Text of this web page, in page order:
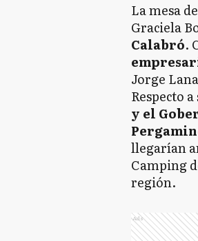
La mesa
Graciela
Calabró.
Jorge
Respecto
y el
llegarían
Camping
región.
Ads